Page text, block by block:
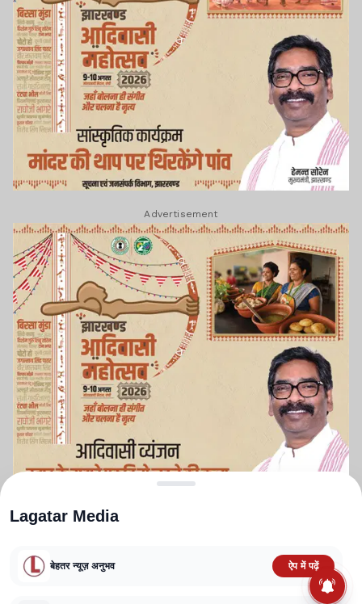
Advertisement
TERMS AND CONDITIONS
Lagatar Media
बेहतर न्यूज़ अनुभव ऐप में पढ़ें